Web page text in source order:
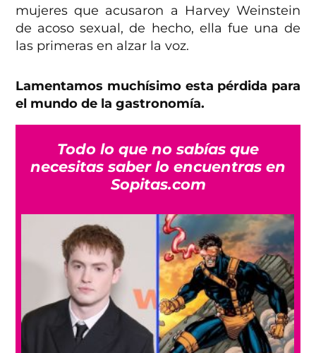
mujeres que acusaron a Harvey Weinstein
de acoso sexual, de hecho, ella fue una de
las primeras en alzar la voz.
Lamentamos muchísimo esta pérdida para
el mundo de la gastronomía.
Todo lo que no sabías que
necesitas saber lo encuentras en
Sopitas.com